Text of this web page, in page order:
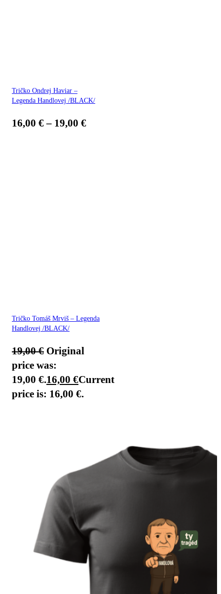
Tričko Ondrej Haviar –
Legenda Handlovej /BLACK/
16,00 €– 19,00 €
Tričko Tomáš Mrviš – Legenda
Handlovej /BLACK/
19,00€ Original
price was:
19,00 €.16,00 €Current
price is: 16,00 €.